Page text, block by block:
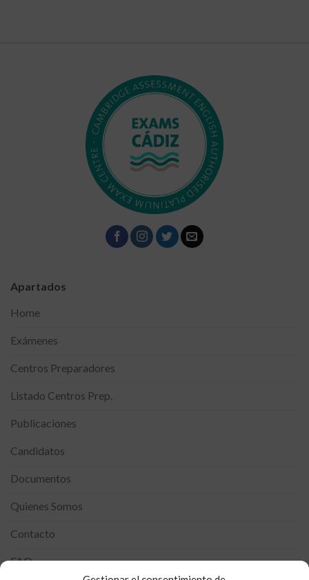
Apartados
Home
Exámenes
Centros Preparadores
Listado Centros Prep.
Publicaciones
Candidatos
Documentos
Quienes Somos
Contacto
FAQ